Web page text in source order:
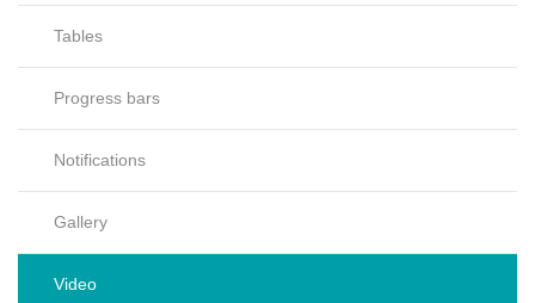
Tables
Progress bars
Notifications
Gallery
Video